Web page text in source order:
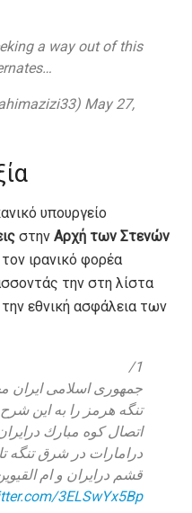
a way out of this
υπουργείο
στην Αρχή των Στενών
ιρανικό φορέα
την στη λίστα
εθνική ασφάλεια των
1/
جمهورى اسلامى ايران
تنگه هرمز را به این
اتصال كوه مبارك
درامارات در شرق تنگه
قشم درايران و ام
3ELSwYx5Bp